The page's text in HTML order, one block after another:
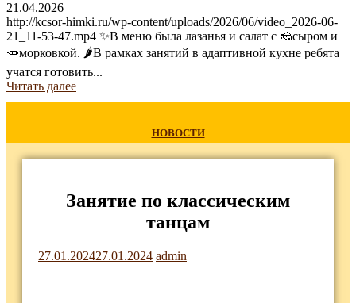
21.04.2026
http://kcsor-himki.ru/wp-content/uploads/2026/06/video_2026-06-
21_11-53-47.mp4 ✨В меню была лазанья и салат с 🧀сыром и
🥕морковкой. 🌶В рамках занятий в адаптивной кухне ребята
учатся готовить...
Читать далее
НОВОСТИ
Занятие по классическим
танцам
27.01.202427.01.2024 admin